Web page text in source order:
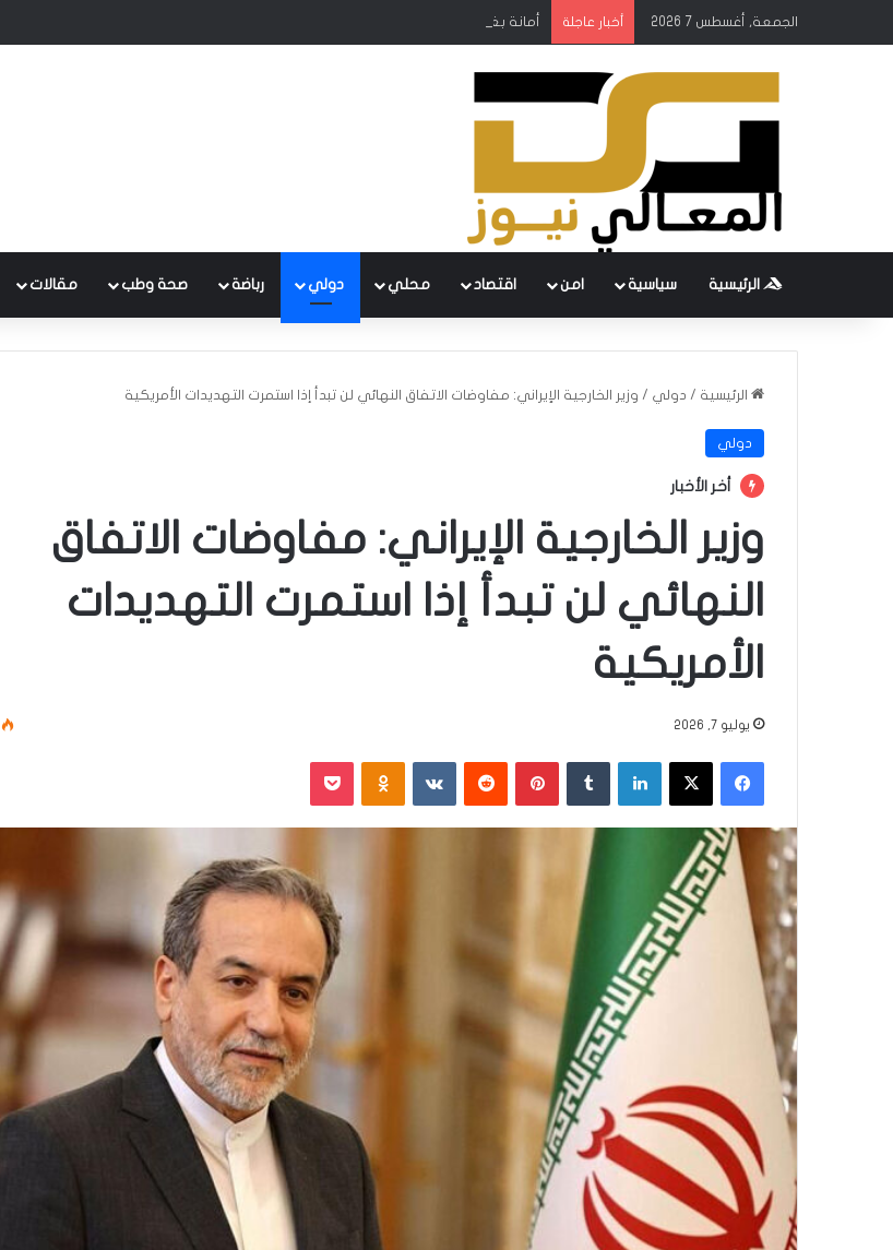
الجمعة, أغسطس 7 2026 أخبار عاجلة أمانة بغداد: إطلاق مشروع متكامل لتطوير إدارة النفايات بالتعاون مع البنك الدولي
الرئيسية سياسية امن اقتصاد محلي دولي رباضة صحة وطب مقالات
الرئيسية / دولي / وزير الخارجية الإيراني: مفاوضات الاتفاق النهائي لن تبدأ إذا استمرت التهديدات الأمريكية
دولي
أخر الأخبار
وزير الخارجية الإيراني: مفاوضات الاتفاق
النهائي لن تبدأ إذا استمرت التهديدات
الأمريكية
يوليو 7, 2026
فيسبوك ‫X لينكدإن بينتيريست ‏VKontakte